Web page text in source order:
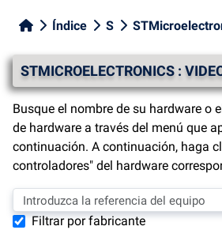
Índice S
STMICROELECTRONICS :
Busque el nombre de su hardware o
de hardware a través del menú que
continuación. A continuación, haga
controladores" del hardware
Filtrar por fabricante